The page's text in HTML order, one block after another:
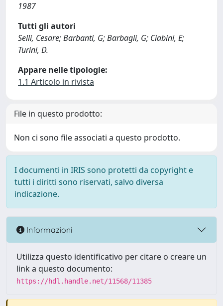
1987
Tutti gli autori
Selli, Cesare; Barbanti, G; Barbagli, G; Ciabini, E;
Turini, D.
Appare nelle tipologie:
1.1 Articolo in rivista
File in questo prodotto:
Non ci sono file associati a questo prodotto.
I documenti in IRIS sono protetti da copyright e
tutti i diritti sono riservati, salvo diversa
indicazione.
Informazioni
Utilizza questo identificativo per citare o creare un
link a questo documento:
https://hdl.handle.net/11568/11385